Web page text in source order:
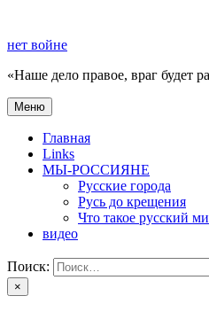
содержимому
нет войне
«Наше дело правое, враг будет
нет войне
«Наше дело правое, враг будет
Меню
Главная
Links
МЫ-РОССИЯНЕ
Русские города
Русь до крещения
Что такое русский
видео
Поиск:
×